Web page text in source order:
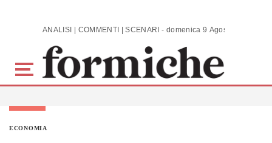
Skip to main content ANALISI | COMMENTI | SCENARI - domenica 9 Agosto 2026
ECONOMIA